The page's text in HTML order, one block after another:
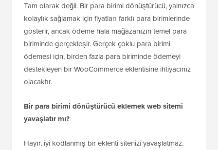
Tam olarak değil. Bir para birimi dönüştürücü, yalnızca
kolaylık sağlamak için fiyatları farklı para birimlerinde
gösterir, ancak ödeme hala mağazanızın temel para
biriminde gerçekleşir. Gerçek çoklu para birimi
ödemesi için, birden fazla para biriminde ödemeyi
destekleyen bir WooCommerce eklentisine ihtiyacınız
olacaktır.
Bir para birimi dönüştürücü eklemek web sitemi
yavaşlatır mı?
Hayır, iyi kodlanmış bir eklenti sitenizi yavaşlatmaz.